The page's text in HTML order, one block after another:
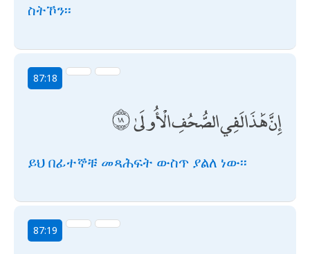
ስትኾን፡፡
87:18
إِنَّ هَٰذَا لَفِي الصُّحُفِ الْأُولَىٰ
ይህ በፊተኞቹ መጻሕፍት ውስጥ ያልለ ነው፡፡
87:19